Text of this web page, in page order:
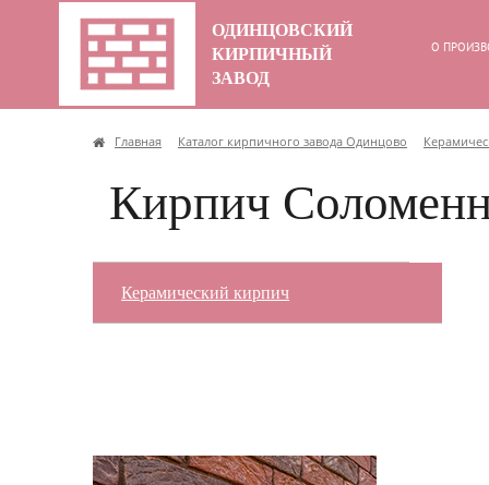
ОДИНЦОВСКИЙ
КИРПИЧНЫЙ
ЗАВОД
О
Главная Каталог кирпичного завода Одинцово
Кирпич
Керамический кирпич